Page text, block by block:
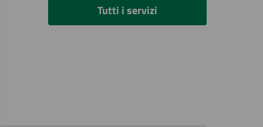
Tutti i servizi